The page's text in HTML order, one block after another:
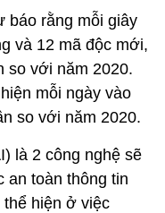
báo rằng mỗi giây
và 12 mã độc mới,
so với năm 2020.
mỗi ngày vào
so với năm 2020.
là 2 công nghệ sẽ
an toàn thông tin
thể hiện ở việc